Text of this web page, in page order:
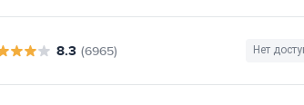
8.3 (6965) Нет